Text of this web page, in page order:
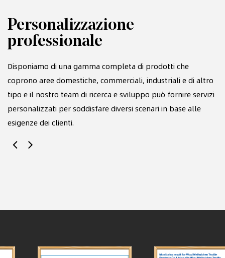
Personalizzazione
professionale
Disponiamo di una gamma completa di prodotti che
coprono aree domestiche, commerciali, industriali e di altro
tipo e il nostro team di ricerca e sviluppo può fornire servizi
personalizzati per soddisfare diversi scenari in base alle
esigenze dei clienti.